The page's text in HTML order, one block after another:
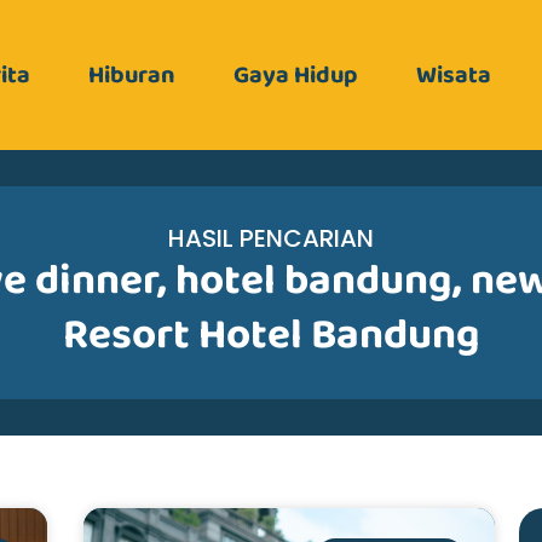
Hiburan Gaya Hidup Wisata
HASIL PENCARIAN
dinner,hotel bandung,
Resort Hotel Bandung